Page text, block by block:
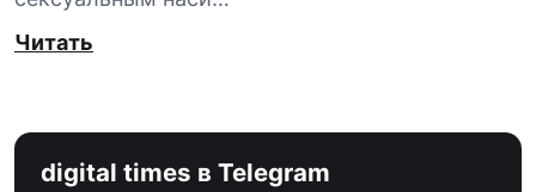
Читать
digital times в Telegram